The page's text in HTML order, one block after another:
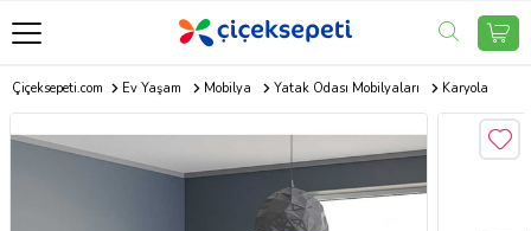
Çiçeksepeti.com Ev Yaşam Mobilya Yatak Odası Mobilyaları Karyola